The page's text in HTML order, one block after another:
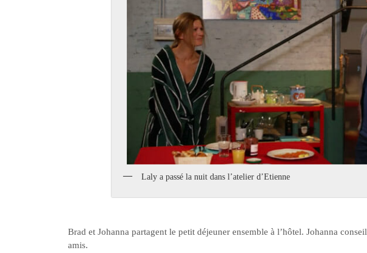
Laly a passé la nuit dans l’atelier d’Etienne
Brad et Johanna partagent le petit déjeuner ensemble à l’hôtel. Johanna
amis.